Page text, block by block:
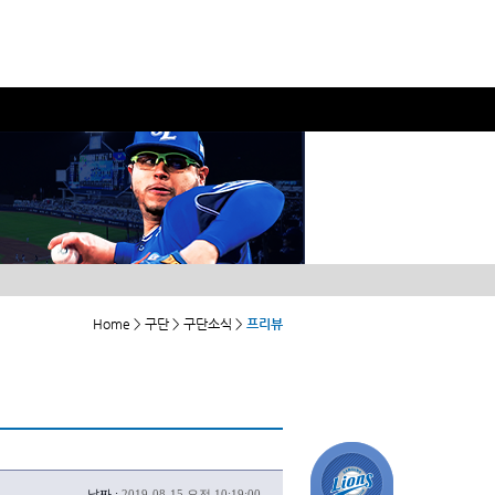
Home > 구단 > 구단소식 > 프리뷰